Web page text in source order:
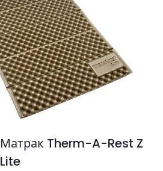
Матрак Therm-A-Rest Z
Lite